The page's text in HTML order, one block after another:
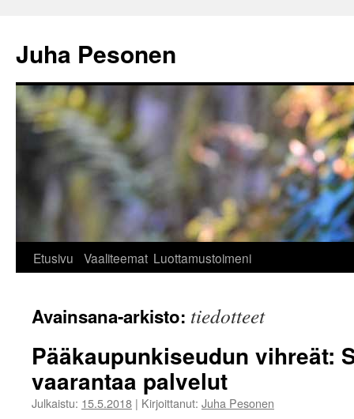
Juha Pesonen
Etusivu Vaaliteemat Luottamustoimeni
Avainsana-arkisto: tiedotteet
Pääkaupunkiseudun vihreät:
vaarantaa palvelut
Julkaistu: 15.5.2018 | Kirjoittanut: Juha Pesonen